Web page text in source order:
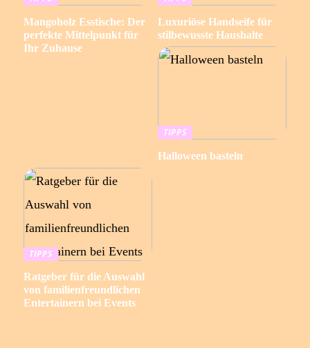
Mangoholz Esstische: Der
perfekte Mittelpunkt für
Ihr Zuhause
Luxuriöse Handseife für
stilbewusste Haushalte
TIPPS
Halloween basteln
TIPPS
Ratgeber für die Auswahl
von familienfreundlichen
Entertainern bei Events